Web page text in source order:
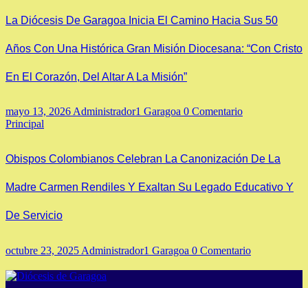
La Diócesis De Garagoa Inicia El Camino Hacia Sus 50
Años Con Una Histórica Gran Misión Diocesana: “Con Cristo
En El Corazón, Del Altar A La Misión”
mayo 13, 2026 Administrador1 Garagoa 0 Comentario
Principal
Obispos Colombianos Celebran La Canonización De La
Madre Carmen Rendiles Y Exaltan Su Legado Educativo Y
De Servicio
octubre 23, 2025 Administrador1 Garagoa 0 Comentario